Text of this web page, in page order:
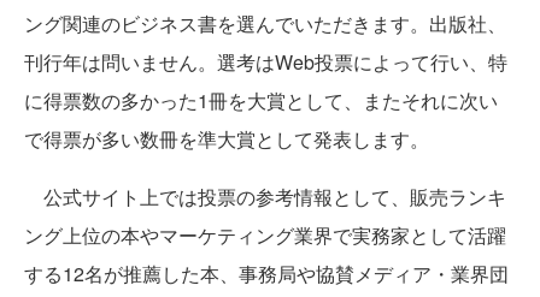
ング関連のビジネス書を選んでいただきます。出版社、
刊行年は問いません。選考はWeb投票によって行い、特
に得票数の多かった1冊を大賞として、またそれに次い
で得票が多い数冊を準大賞として発表します。
公式サイト上では投票の参考情報として、販売ランキ
ング上位の本やマーケティング業界で実務家として活躍
する12名が推薦した本、事務局や協賛メディア・業界団